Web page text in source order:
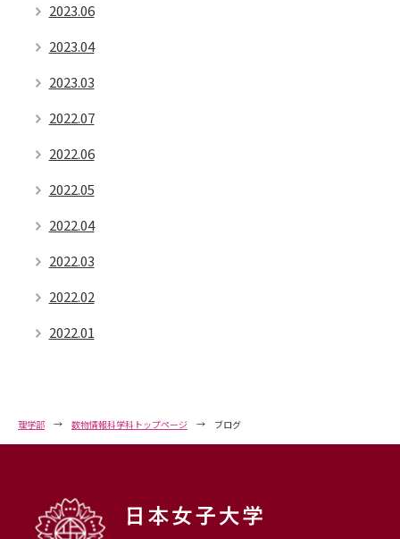
2023.06
2023.04
2023.03
2022.07
2022.06
2022.05
2022.04
2022.03
2022.02
2022.01
理学部 数物情報科学科トップページ ブログ